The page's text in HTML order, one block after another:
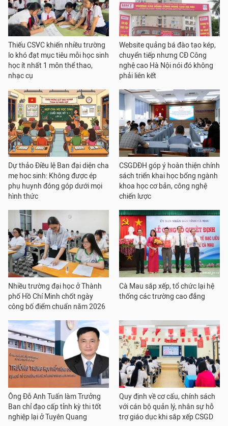
Thiếu CSVC khiến nhiều trường
lo khó đạt mục tiêu mỗi học sinh
học ít nhất 1 môn thể thao,
nhạc cụ
Website quảng bá đào tạo kép,
chuyển tiếp nhưng CĐ Công
nghệ cao Hà Nội nói đó không
phải liên kết
Dự thảo Điều lệ Ban đại diện cha
mẹ học sinh: Không được ép
phụ huynh đóng góp dưới mọi
hình thức
CSGDĐH góp ý hoàn thiện chính
sách triển khai học bổng ngành
khoa học cơ bản, công nghệ
chiến lược
Nhiều trường đại học ở Thành
phố Hồ Chí Minh chốt ngày
công bố điểm chuẩn năm 2026
Cà Mau sắp xếp, tổ chức lại hệ
thống các trường cao đẳng
Ông Đỗ Anh Tuấn làm Trưởng
Ban chỉ đạo cấp tỉnh kỳ thi tốt
nghiệp lại ở Tuyên Quang
Quy định về cơ cấu, chính sách
với cán bộ quản lý, nhân sự hỗ
trợ giáo dục khi sắp xếp CSGD